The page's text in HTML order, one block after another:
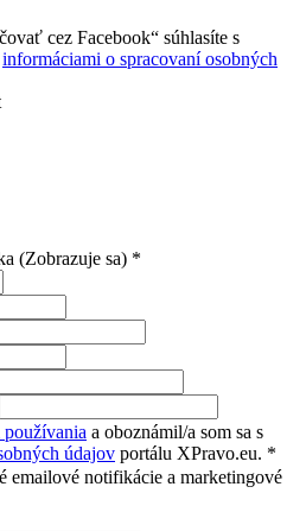
cez Facebook“ súhlasíte s
informáciami o spracovaní osobných
(Zobrazuje sa) *
a oboznámil/a som sa s
údajov portálu XPravo.eu. *
emailové notifikácie a marketingové